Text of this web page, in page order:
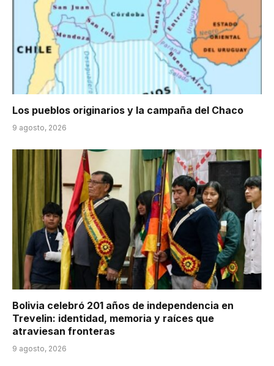
Los pueblos originarios y la campaña del Chaco
9 agosto, 2026
Bolivia celebró 201 años de independencia en
Trevelin: identidad, memoria y raíces que
atraviesan fronteras
9 agosto, 2026